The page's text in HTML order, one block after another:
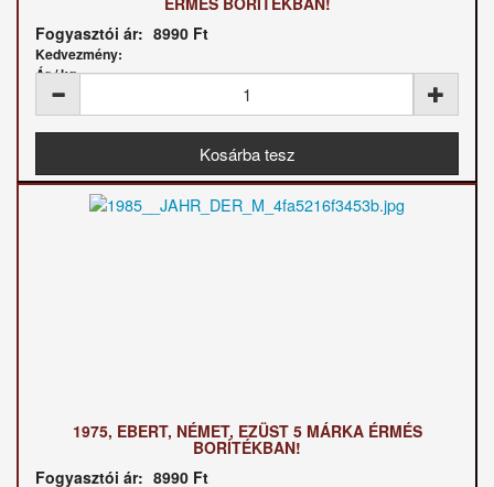
Fogyasztói ár: 8990 Ft
Kedvezmény:
Ár / kg:
1975, EBERT, NÉMET, EZÜST 5 MÁRKA ÉRMÉS
BORÍTÉKBAN!
Fogyasztói ár: 8990 Ft